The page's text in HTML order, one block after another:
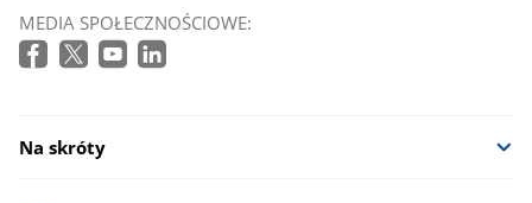
MEDIA SPOŁECZNOŚCIOWE:
Na skróty